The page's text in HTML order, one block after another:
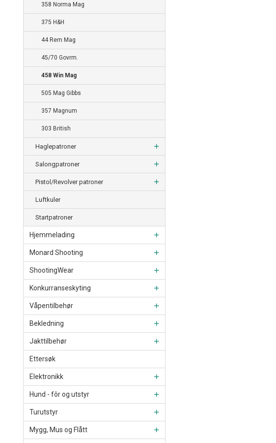
358 Norma Mag
375 H&H
44 Rem Mag
45/70 Govrm.
458 Win Mag
505 Mag Gibbs
357 Magnum
303 British
Haglepatroner
Salongpatroner
Pistol/Revolver patroner
Luftkuler
Startpatroner
Hjemmelading
Monard Shooting
ShootingWear
Konkurranseskyting
Våpentilbehør
Bekledning
Jakttilbehør
Ettersøk
Elektronikk
Hund - fôr og utstyr
Turutstyr
Mygg, Mus og Flått